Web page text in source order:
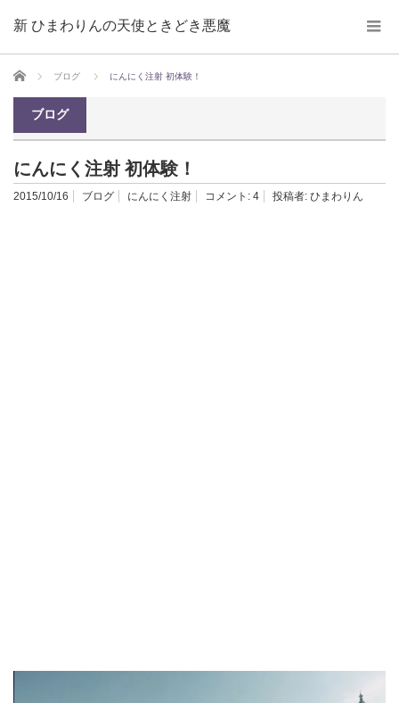
新 ひまわりんの天使ときどき悪魔
ホーム ブログ にんにく注射 初体験！
ブログ
にんにく注射 初体験！
2015/10/16 ブログ にんにく注射 コメント: 4 投稿者: ひまわりん